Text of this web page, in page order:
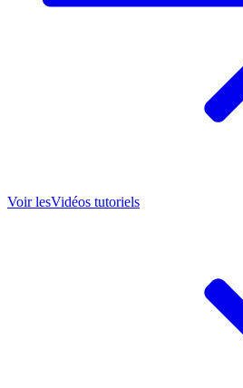
Voir lesVidéos tutoriels